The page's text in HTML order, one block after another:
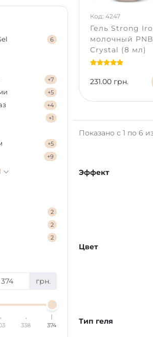
6
+7
+5
+4
+1
+5
+9
2
2
2
грн.
338 374
Код: 4247
Гель Strong
молочный
Crystal (8 мл)
231.00 грн.
Показано с 1 по 6
Эффект
Цвет
Тип геля